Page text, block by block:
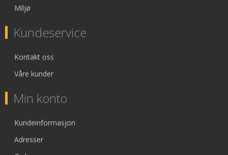
Miljø
Kundeservice
Kontakt oss
Våre kunder
Min konto
Kundeinformasjon
Adresser